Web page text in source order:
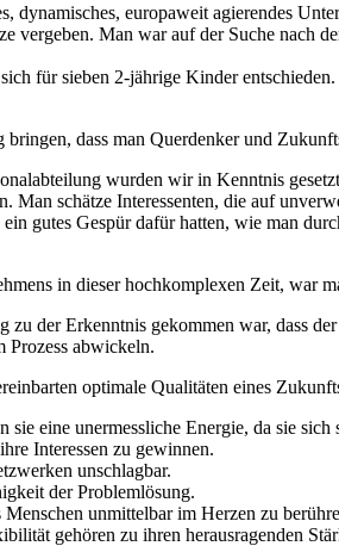
dynamisches, europaweit agierendes
vergeben. Man war auf der Suche nach
für sieben 2-jährige Kinder
dass man Querdenker und
wurden wir in Kenntnis
Man schätze Interessenten, die auf
gutes Gespür dafür hatten, wie man
in dieser hochkomplexen Zeit, war
zu der Erkenntnis gekommen war, dass
Prozess abwickeln.
optimale Qualitäten eines
eine unermessliche Energie, da sie
Interessen zu gewinnen.
unschlagbar.
der Problemlösung.
unmittelbar im Herzen zu
gehören zu ihren herausragenden